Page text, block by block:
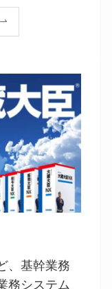
、基幹業務
務システム